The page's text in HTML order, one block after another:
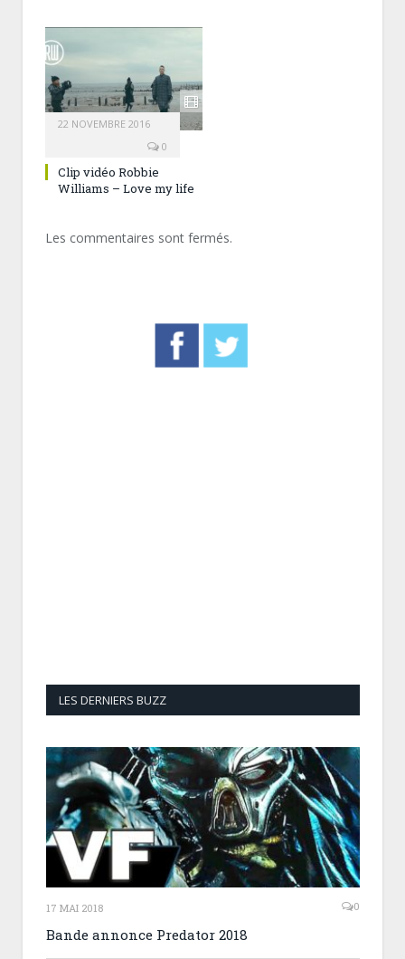
22 NOVEMBRE 2016
0
Clip vidéo Robbie
Williams – Love my life
Les commentaires sont fermés.
LES DERNIERS BUZZ
17 MAI 2018 0
Bande annonce Predator 2018